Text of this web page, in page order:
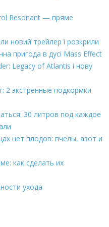
Resonant — пряме
новий трейлер і розкрили
пригода в дусі Mass Effect
Legacy of Atlantis і нову
2 экстренные подкормки
30 литров под каждое
нет плодов: пчелы, азот и
как сделать их
ухода